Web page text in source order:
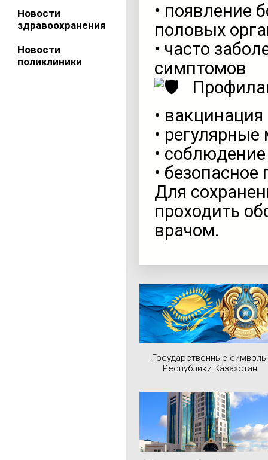
Новости
здравоохранения
Новости
поликлиники
• появление
половых
• часто
симптомов
• вакцинация
•
•
•
Для
проходить
врачом.
Государственные символы
Республики Казахстан